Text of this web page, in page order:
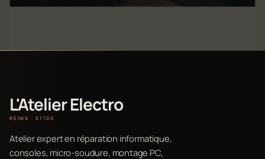
L'Atelier Electro
REIMS · 51100
Atelier expert en réparation informatique,
consoles, micro-soudure, montage PC,